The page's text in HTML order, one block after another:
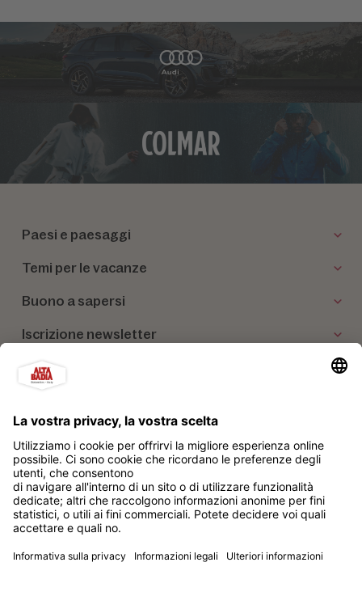
Paesi e paesaggi
Temi per le vacanze
Buono a sapersi
Iscrizione newsletter
I nostri partner